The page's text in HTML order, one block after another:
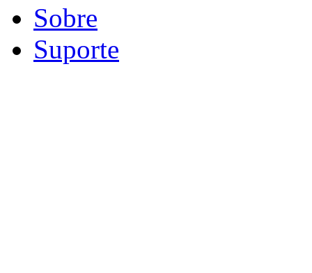
Sobre
Suporte